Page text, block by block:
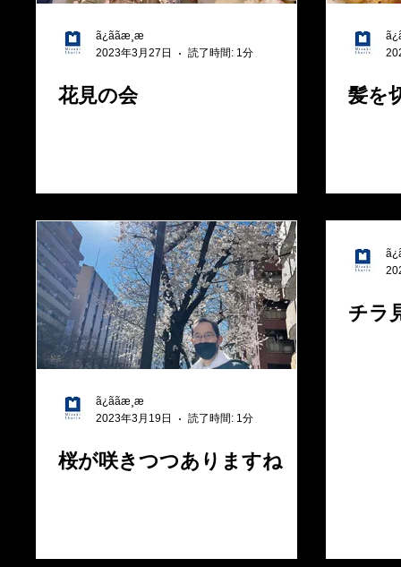
ã¿ããæ¸æ
2023年3月27日
読了時間: 1分
花見の会 髪を
ã¿ããæ¸æ
2023年3月19日
読了時間: 1分
桜が咲きつつありますね
チラ